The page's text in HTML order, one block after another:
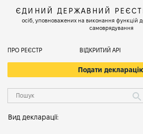
ЄДИНИЙ ДЕРЖАВНИЙ
осіб, уповноважених на виконання функцій
самоврядування
ПРО РЕЄСТР ВІДКРИТИЙ АРІ
Подати
Вид декларації: